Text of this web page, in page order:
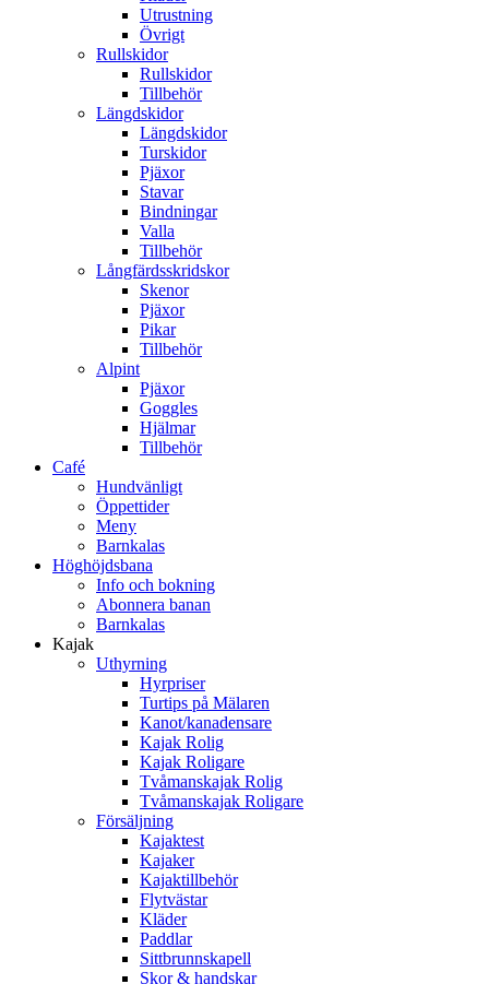
Utrustning
Övrigt
Rullskidor
Rullskidor
Tillbehör
Längdskidor
Längdskidor
Turskidor
Pjäxor
Stavar
Bindningar
Valla
Tillbehör
Långfärdsskridskor
Skenor
Pjäxor
Pikar
Tillbehör
Alpint
Pjäxor
Goggles
Hjälmar
Tillbehör
Café
Hundvänligt
Öppettider
Meny
Barnkalas
Höghöjdsbana
Info och bokning
Abonnera banan
Barnkalas
Kajak
Uthyrning
Hyrpriser
Turtips på Mälaren
Kanot/kanadensare
Kajak Rolig
Kajak Roligare
Tvåmanskajak Rolig
Tvåmanskajak Roligare
Försäljning
Kajaktest
Kajaker
Kajaktillbehör
Flytvästar
Kläder
Paddlar
Sittbrunnskapell
Skor & handskar